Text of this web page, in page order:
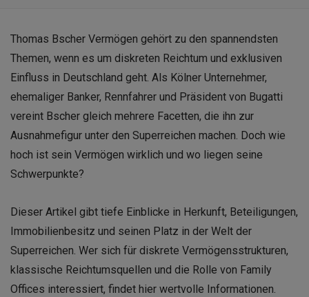
Thomas Bscher Vermögen gehört zu den spannendsten
Themen, wenn es um diskreten Reichtum und exklusiven
Einfluss in Deutschland geht. Als Kölner Unternehmer,
ehemaliger Banker, Rennfahrer und Präsident von Bugatti
vereint Bscher gleich mehrere Facetten, die ihn zur
Ausnahmefigur unter den Superreichen machen. Doch wie
hoch ist sein Vermögen wirklich und wo liegen seine
Schwerpunkte?
Dieser Artikel gibt tiefe Einblicke in Herkunft, Beteiligungen,
Immobilienbesitz und seinen Platz in der Welt der
Superreichen. Wer sich für diskrete Vermögensstrukturen,
klassische Reichtumsquellen und die Rolle von Family
Offices interessiert, findet hier wertvolle Informationen.